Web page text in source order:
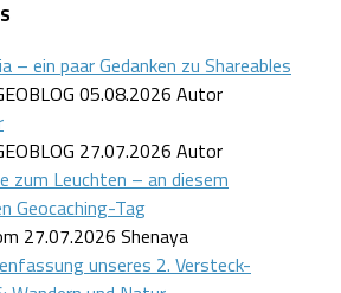
– ein paar Gedanken zu Shareables
05.08.2026 Autor
27.07.2026 Autor
zum Leuchten – an diesem
Geocaching-Tag
27.07.2026 Shenaya
unseres 2. Versteck-